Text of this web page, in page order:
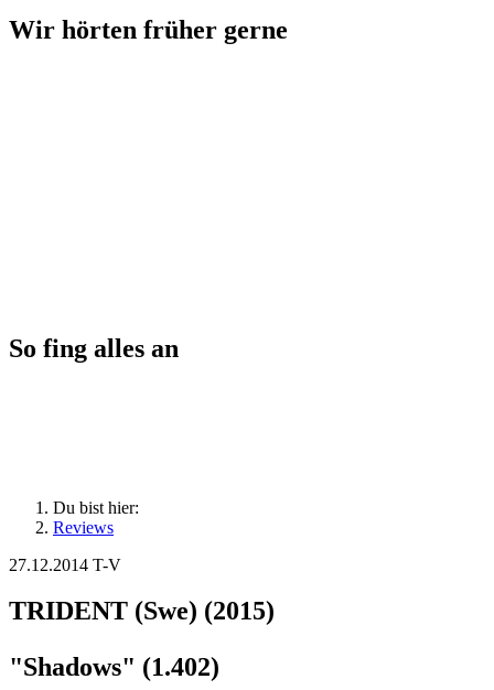
Wir hörten früher gerne
So fing alles an
Du bist hier:
Reviews
27.12.2014 T-V
TRIDENT (Swe) (2015)
"Shadows" (1.402)